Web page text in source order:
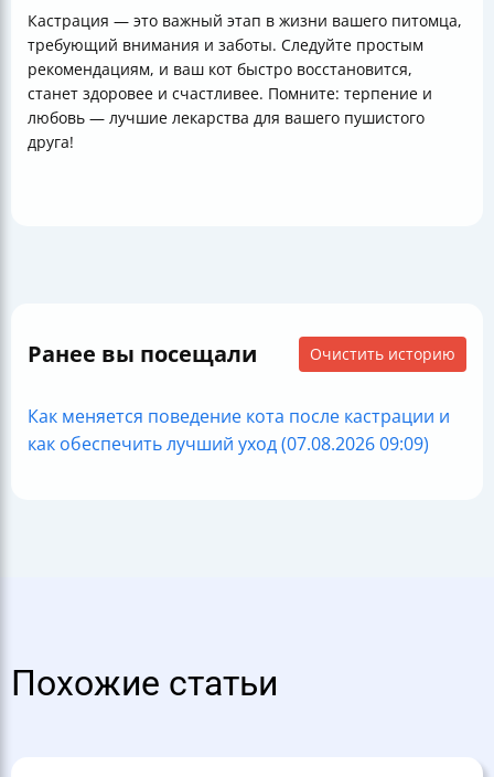
Кастрация — это важный этап в жизни вашего питомца,
требующий внимания и заботы. Следуйте простым
рекомендациям, и ваш кот быстро восстановится,
станет здоровее и счастливее. Помните: терпение и
любовь — лучшие лекарства для вашего пушистого
друга!
Ранее вы посещали Очистить историю
Как меняется поведение кота после кастрации и
как обеспечить лучший уход (07.08.2026 09:09)
Похожие статьи